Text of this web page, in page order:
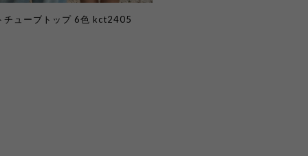
チューブトップ 6色 kct2405